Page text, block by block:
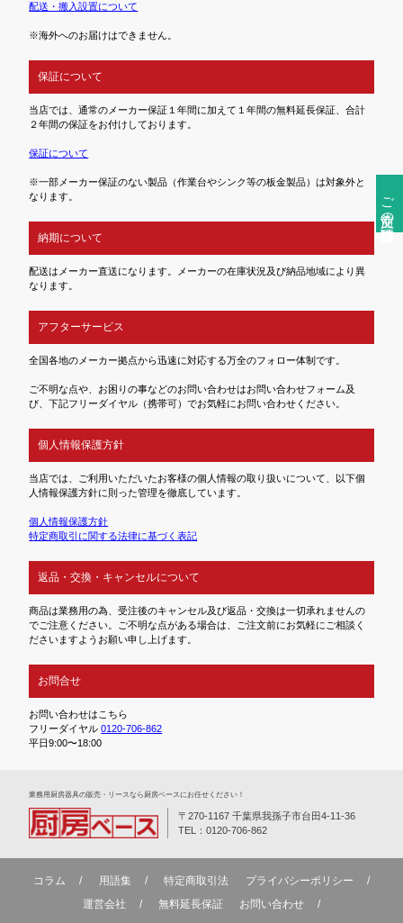
ご注文前の確認事項
配送・搬入設置について
※海外へのお届けはできません。
保証について
当店では、通常のメーカー保証１年間に加えて１年間の無料延長保証、合計
２年間の保証をお付けしております。
保証について
※一部メーカー保証のない製品（作業台やシンク等の板金製品）は対象外と
なります。
納期について
配送はメーカー直送になります。メーカーの在庫状況及び納品地域により異
なります。
アフターサービス
全国各地のメーカー拠点から迅速に対応する万全のフォロー体制です。
ご不明な点や、お困りの事などのお問い合わせはお問い合わせフォーム及
び、下記フリーダイヤル（携帯可）でお気軽にお問い合わせください。
個人情報保護方針
当店では、ご利用いただいたお客様の個人情報の取り扱いについて、以下個
人情報保護方針に則った管理を徹底しています。
個人情報保護方針
特定商取引に関する法律に基づく表記
返品・交換・キャンセルについて
商品は業務用の為、受注後のキャンセル及び返品・交換は一切承れませんの
でご注意ください。ご不明な点がある場合は、ご注文前にお気軽にご相談く
ださいますようお願い申し上げます。
お問合せ
お問い合わせはこちら
フリーダイヤル0120-706-862
平日9:00〜18:00
業務⽤厨房器具の販売・リースなら厨房ベースにお任せください！
〒270-1167 千葉県我孫子市台田4-11-36
TEL：0120-706-862
コラム 用語集 特定商取引法
プライバシーポリシー
運営会社
無料延⻑保証 お問い合わせ